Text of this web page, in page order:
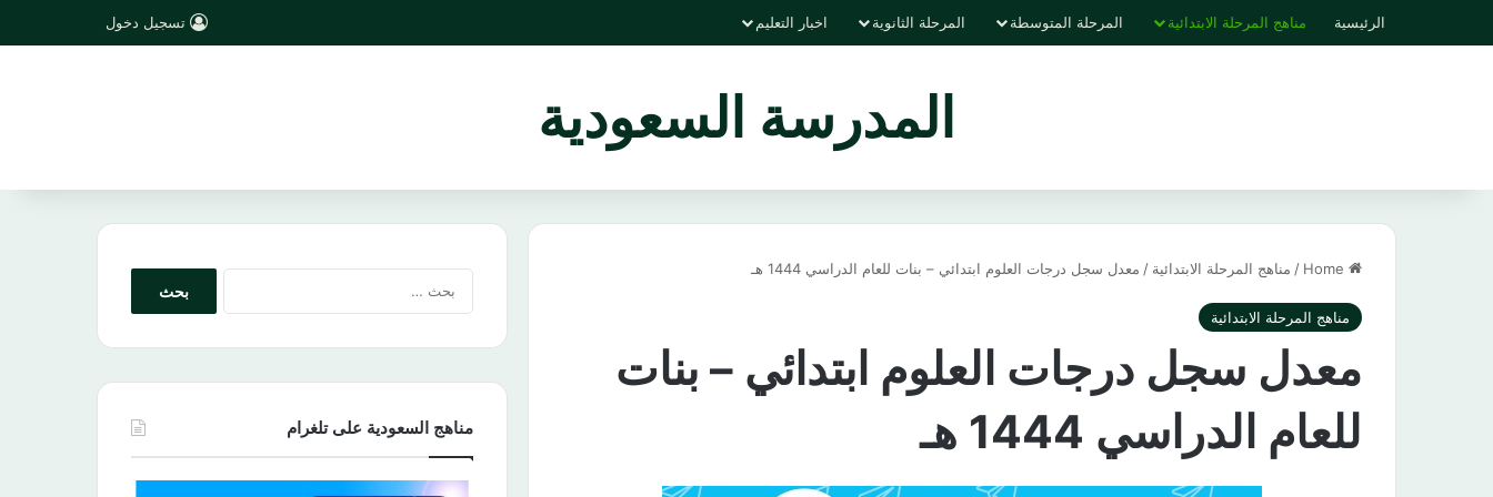
الرئيسية مناهج المرحلة الابتدائية المرحلة المتوسطة المرحلة الثانوية اخبار التعليم تسجيل دخول
المدرسة السعودية
/ مناهج المرحلة الابتدائية / معدل سجل درجات العلوم ابتدائي – بنات للعام الدراسي 1444 هـ
مناهج المرحلة الابتدائية
معدل سجل درجات العلوم ابتدائي – بنات
للعام الدراسي 1444 هـ
مناهج السعودية على تلغرام